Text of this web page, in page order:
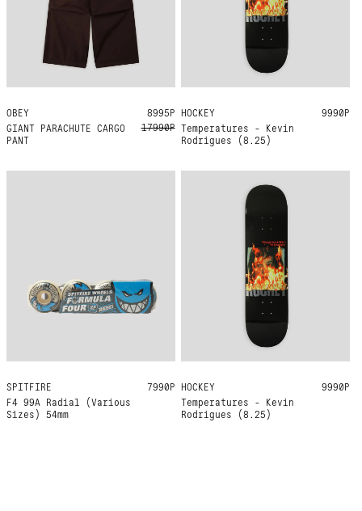
OBEY
GIANT PARACHUTE CARGO
PANT
S
8995Р
17990Р
HOCKEY
Temperatures - Kevin
Rodrigues (8.25)
8.25 9990Р
SPITFIRE
F4 99A Radial (Various
Sizes) 54mm
54MM 99A 7990Р HOCKEY
Temperatures - Kevin
Rodrigues (8.25)
8.25 9990Р